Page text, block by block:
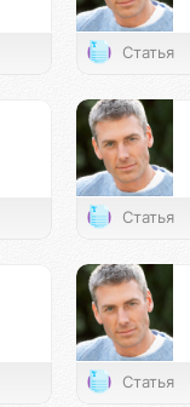
Статья
Статья
Статья